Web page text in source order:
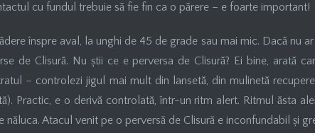
cu fundul trebuie să fie fin ca o părere – e foarte important!
înspre aval, la unghi de 45 de grade sau mai mic. Dacă nu
de Clisură. Nu știi ce e perversa de Clisură? Ei bine, arată
– controlezi jigul mai mult din lansetă, din mulinetă
Practic, e o derivă controlată, într-un ritm alert. Ritmul ăsta
năluca. Atacul venit pe o perversă de Clisură e inconfundabil și